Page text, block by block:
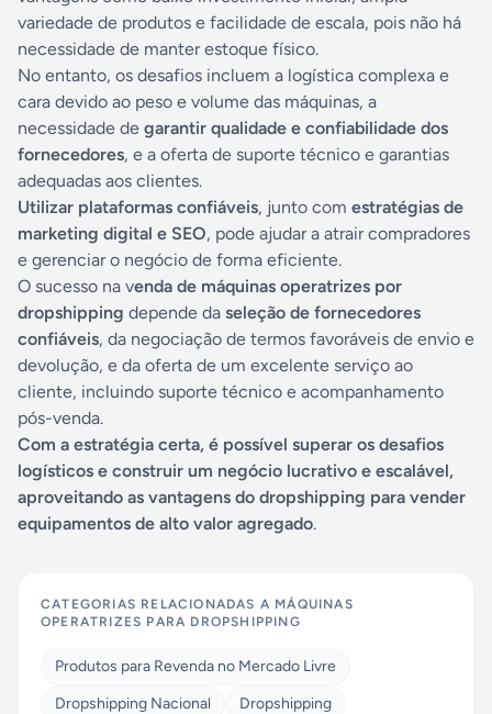
variedade de produtos e facilidade de escala, pois não há
necessidade de manter estoque físico.
No entanto, os desafios incluem a logística complexa e
cara devido ao peso e volume das máquinas, a
necessidade de garantir qualidade e confiabilidade dos
fornecedores, e a oferta de suporte técnico e garantias
adequadas aos clientes.
Utilizar plataformas confiáveis, junto com estratégias de
marketing digital e SEO, pode ajudar a atrair compradores
e gerenciar o negócio de forma eficiente.
O sucesso na venda de máquinas operatrizes por
dropshipping depende da seleção de fornecedores
confiáveis, da negociação de termos favoráveis de envio e
devolução, e da oferta de um excelente serviço ao
cliente, incluindo suporte técnico e acompanhamento
pós-venda.
Com a estratégia certa, é possível superar os desafios
logísticos e construir um negócio lucrativo e escalável,
aproveitando as vantagens do dropshipping para vender
equipamentos de alto valor agregado.
CATEGORIAS RELACIONADAS A MÁQUINAS
OPERATRIZES PARA DROPSHIPPING
Produtos para Revenda no Mercado Livre
Dropshipping Nacional
Dropshipping